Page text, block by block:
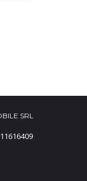
SRL